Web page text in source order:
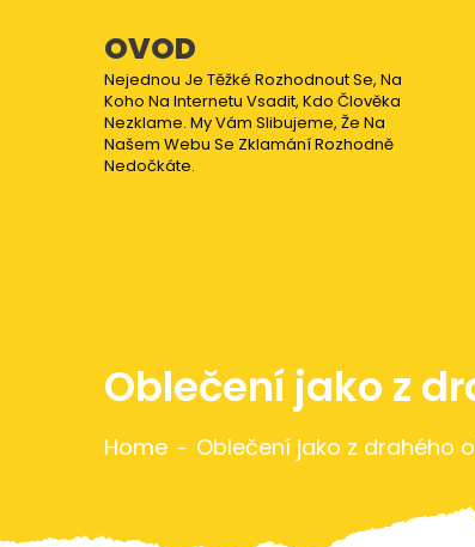
OVOD
Nejednou Je Těžké Rozhodnout Se, Na
Koho Na Internetu Vsadit, Kdo Člověka
Nezklame. My Vám Slibujeme, Že Na
Našem Webu Se Zklamání Rozhodně
Nedočkáte.
Oblečení jako z
Home Oblečení jako z drahého